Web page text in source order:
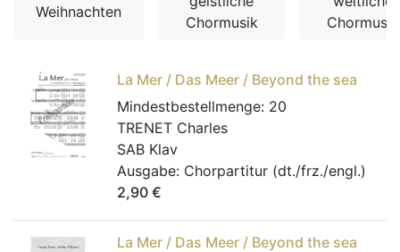
Weihnachten
Chormusik
Chormusik
La Mer / Das Meer / Beyond the sea
Mindestbestellmenge: 20
TRENET Charles
SAB Klav
Ausgabe: Chorpartitur (dt./frz./engl.)
2,90 €
La Mer / Das Meer / Beyond the sea